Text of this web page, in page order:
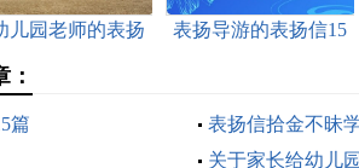
儿园老师的表扬
表扬导游的表扬信15
篇
表扬信拾金不昧
关于家长给幼儿